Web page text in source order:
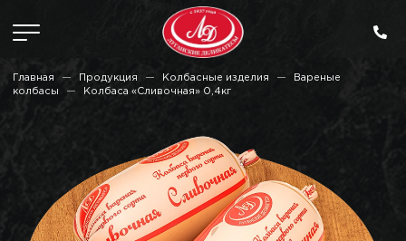
Главная Продукция Колбасные изделия
Вареные
колбасы
Колбаса «Сливочная» 0,4кг